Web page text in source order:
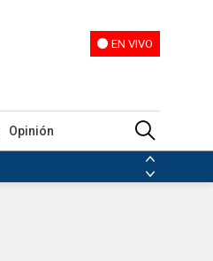
EN VIVO
Opinión